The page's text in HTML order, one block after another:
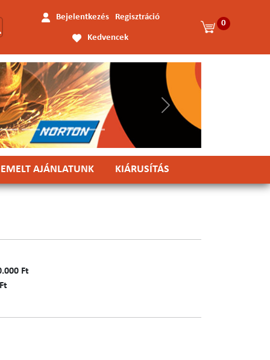
Bejelentkezés Regisztráció
Kedvencek
0
Következő
AJÁNLATUNK KIÁRUSÍTÁS
Ft